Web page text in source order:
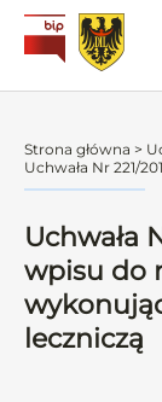
Strona główna >
Uchwała Nr 221/
Uchwała
wpisu do
leczniczą